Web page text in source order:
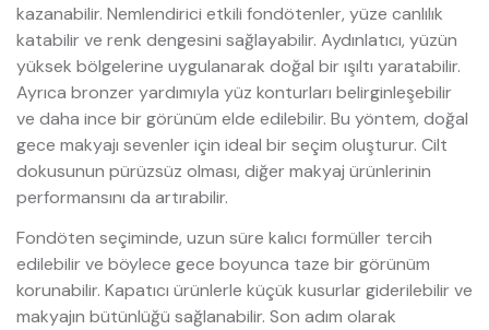
kazanabilir. Nemlendirici etkili fondötenler, yüze canlılık
katabilir ve renk dengesini sağlayabilir. Aydınlatıcı, yüzün
yüksek bölgelerine uygulanarak doğal bir ışıltı yaratabilir.
Ayrıca bronzer yardımıyla yüz konturları belirginleşebilir
ve daha ince bir görünüm elde edilebilir. Bu yöntem, doğal
gece makyajı sevenler için ideal bir seçim oluşturur. Cilt
dokusunun pürüzsüz olması, diğer makyaj ürünlerinin
performansını da artırabilir.
Fondöten seçiminde, uzun süre kalıcı formüller tercih
edilebilir ve böylece gece boyunca taze bir görünüm
korunabilir. Kapatıcı ürünlerle küçük kusurlar giderilebilir ve
makyajın bütünlüğü sağlanabilir. Son adım olarak